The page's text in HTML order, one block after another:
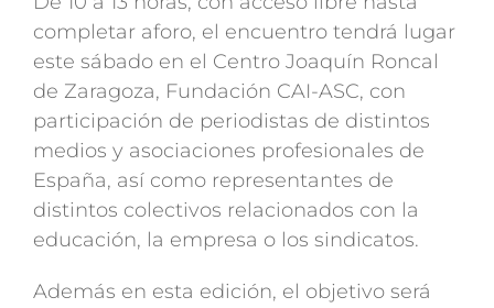
completar aforo, el encuentro tendrá lugar
este sábado en el Centro Joaquín Roncal
de Zaragoza, Fundación CAI-ASC, con
participación de periodistas de distintos
medios y asociaciones profesionales de
España, así como representantes de
distintos colectivos relacionados con la
educación, la empresa o los sindicatos.
Además en esta edición, el objetivo será